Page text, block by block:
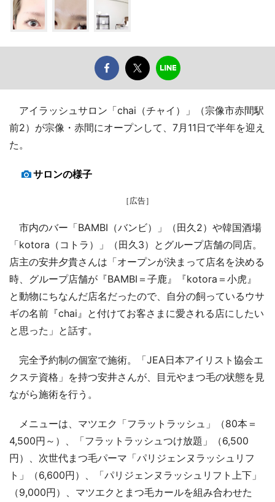
アイラッシュサロン「chai（チャイ）」（宗像市赤間駅
前2）が宗像・赤間にオープンして、7月11日で半年を迎え
た。
サロンの様子
［広告］
市内のバー「BAMBI（バンビ）」（田久2）や韓国酒場
「kotora（コトラ）」（田久3）とグループ店舗の同店。
店主の安井夕貴さんは「オープンが決まって店名を決める
時、グループ店舗が『BAMBI＝子鹿』『kotora＝小虎』
と動物にちなんだ店名だったので、自分の飼っているウサ
ギの名前『chai』と付けてお客さまに愛される店にしたい
と思った」と話す。
完全予約制の個室で施術。「JEA日本アイリスト協会エ
クステ資格」を持つ安井さんが、目元やまつ毛の状態を見
ながら施術を行う。
メニューは、マツエク「フラットラッシュ」（80本＝
4,500円～）、「フラットラッシュつけ放題」（6,500
円）、次世代まつ毛パーマ「パリジェンヌラッシュリフ
ト」（6,600円）、「パリジェンヌラッシュリフト上下」
（9,000円）、マツエクとまつ毛カールを組み合わせた